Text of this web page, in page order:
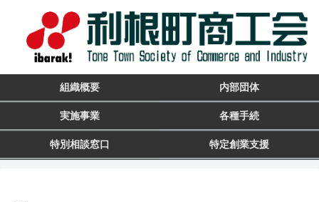
組織概要 内部団体
実施事業 各種手続
特別相談窓口 特定創業支援